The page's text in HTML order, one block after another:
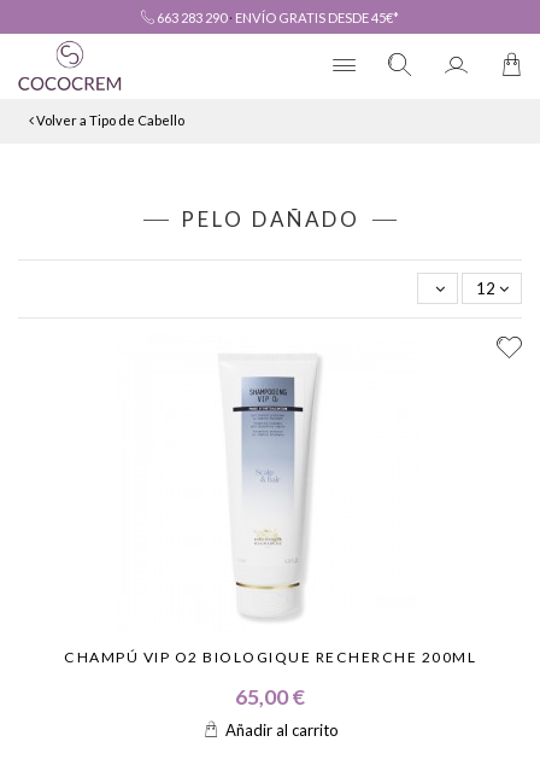
663 283 290· ENVÍO GRATIS DESDE 45€*
Volver a Tipo de Cabello
PELO DAÑADO
12
CHAMPÚ VIP O2 BIOLOGIQUE RECHERCHE 200ML
65,00 €
Añadir al carrito